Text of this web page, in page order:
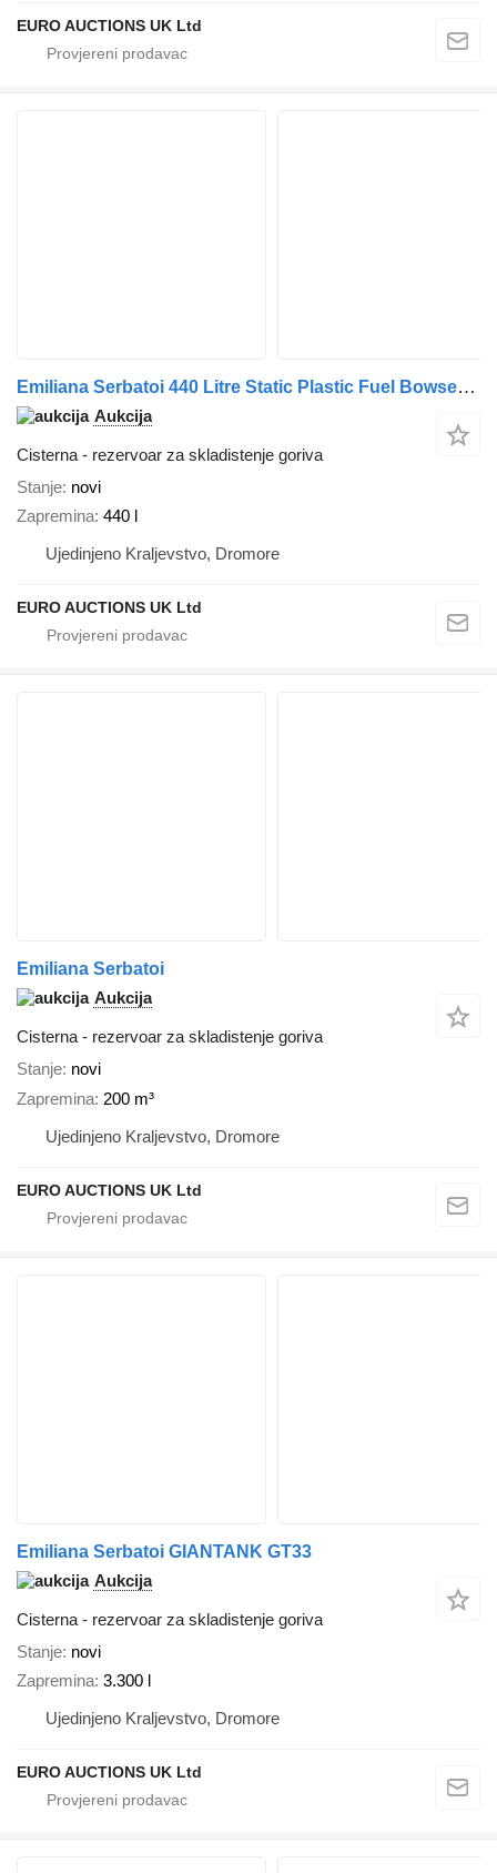
EURO AUCTIONS UK Ltd
Emiliana Serbatoi 440 Litre Static Plastic Fuel Bowser, 12 Volt Electric Pump
Aukcija
Cisterna - rezervoar za skladistenje goriva
Stanje novi
Zapremina 440 l
Ujedinjeno Kraljevstvo, Dromore
EURO AUCTIONS UK Ltd
Emiliana Serbatoi
Aukcija
Cisterna - rezervoar za skladistenje goriva
Stanje novi
Zapremina 200 m³
Ujedinjeno Kraljevstvo, Dromore
EURO AUCTIONS UK Ltd
Emiliana Serbatoi GIANTANK GT33
Aukcija
Cisterna - rezervoar za skladistenje goriva
Stanje novi
Zapremina 3.300 l
Ujedinjeno Kraljevstvo, Dromore
EURO AUCTIONS UK Ltd